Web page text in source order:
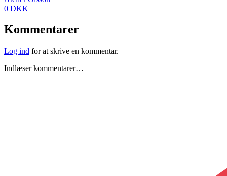
0 DKK
Kommentarer
Log ind for at skrive en kommentar.
Indlæser kommentarer…